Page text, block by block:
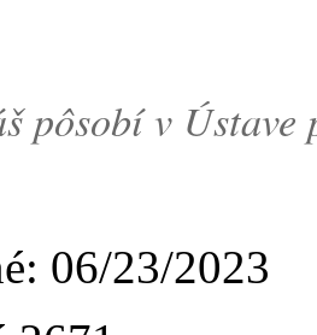
pôsobí v
06/23/2023